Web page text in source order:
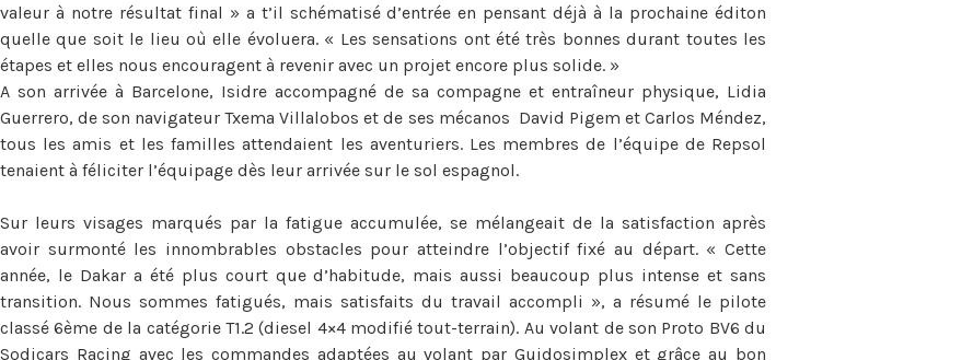
valeur à notre résultat final » a t’il schématisé d’entrée en pensant déjà à la prochaine éditon
quelle que soit le lieu où elle évoluera. « Les sensations ont été très bonnes durant toutes les
étapes et elles nous encouragent à revenir avec un projet encore plus solide. »
A son arrivée à Barcelone, Isidre accompagné de sa compagne et entraîneur physique, Lidia
Guerrero, de son navigateur Txema Villalobos et de ses mécanos David Pigem et Carlos Méndez,
tous les amis et les familles attendaient les aventuriers. Les membres de l’équipe de Repsol
tenaient à féliciter l’équipage dès leur arrivée sur le sol espagnol.
Sur leurs visages marqués par la fatigue accumulée, se mélangeait de la satisfaction après
avoir surmonté les innombrables obstacles pour atteindre l’objectif fixé au départ. « Cette
année, le Dakar a été plus court que d’habitude, mais aussi beaucoup plus intense et sans
transition. Nous sommes fatigués, mais satisfaits du travail accompli », a résumé le pilote
classé 6ème de la catégorie T1.2 (diesel 4×4 modifié tout-terrain). Au volant de son Proto BV6 du
Sodicars Racing avec les commandes adaptées au volant par Guidosimplex et grâce au bon